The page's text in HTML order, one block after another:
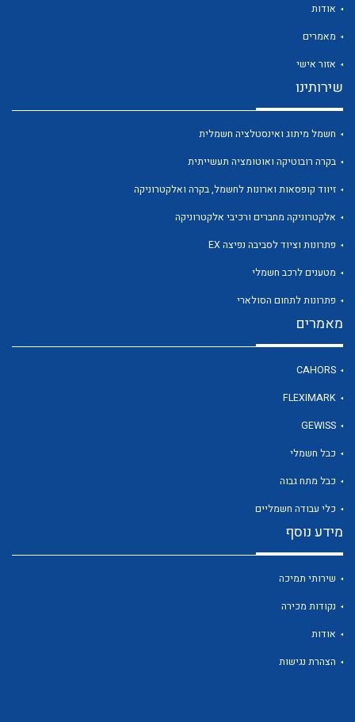
לכל מוצרי היצרן לכל מוצרי היצרן
אודות
מאמרים
אזור אישי
שירותינו
חשמל מיתוג ואינסטלציה חשמלית
בקרה רובוטיקה ואוטומציה תעשייתית
זיווד קופסאות וארונות לחשמל, בקרה ואלקטרוניקה
אלקטרוניקה מחברים ורכיבי אלקטרוניקה
פתרונות וציוד לסביבה נפיצה EX
מטענים לרכב חשמלי
פתרונות לתחום הסולארי
מאמרים
CAHORS
FLEXIMARK
GEWISS
כבל חשמלי
כבל מתח גבוה
כלי עבודה חשמליים
מידע נוסף
שירותי תמיכה
נקודות מכירה
אודות
הצהרת נגישות